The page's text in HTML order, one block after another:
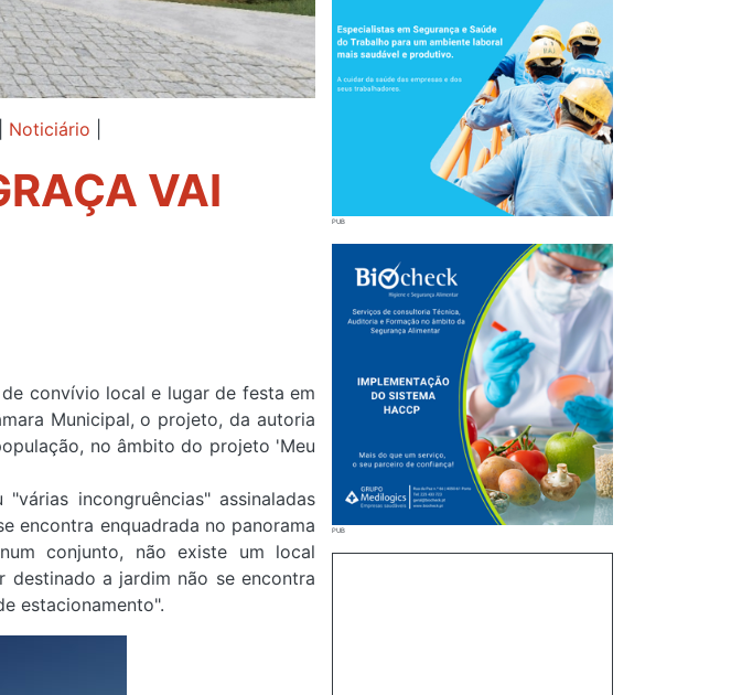
Noticiário
VAI
convívio local e lugar de festa em
Municipal, o projeto, da autoria
no âmbito do projeto 'Meu
incongruências" assinaladas
encontra enquadrada no panorama
conjunto, não existe um local
destinado a jardim não se encontra
estacionamento".